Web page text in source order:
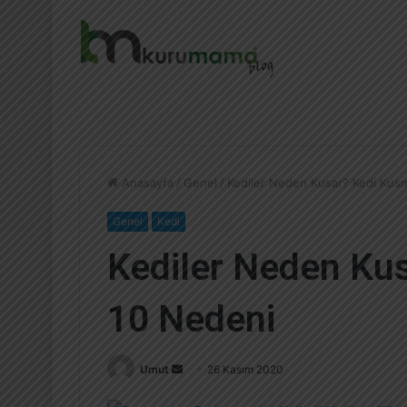
Anasayfa / Genel / Kediler Neden Kusar? Kedi
Genel Kedi
Kediler Neden
10 Nedeni
Umut 26 Kasım 2020